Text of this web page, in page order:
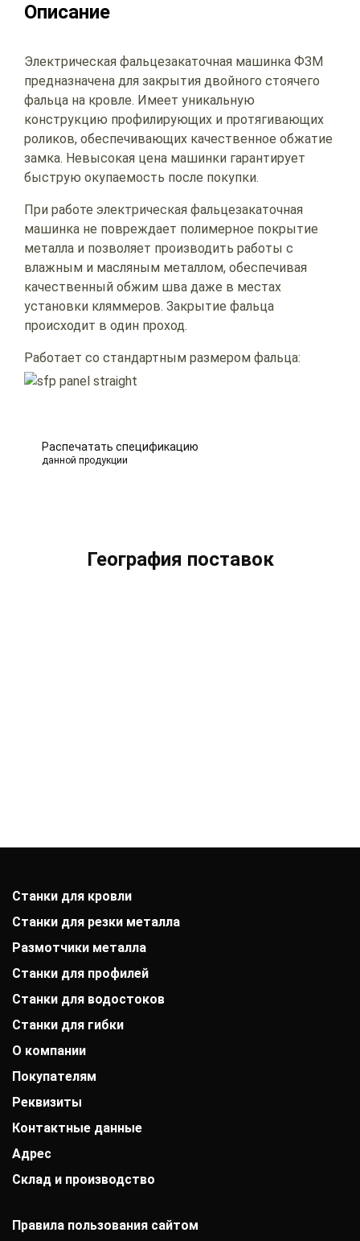
Описание
Электрическая фальцезакаточная машинка ФЗМ
предназначена для закрытия двойного стоячего
фальца на кровле. Имеет уникальную
конструкцию профилирующих и протягивающих
роликов, обеспечивающих качественное обжатие
замка. Невысокая цена машинки гарантирует
быструю окупаемость после покупки.
При работе электрическая фальцезакаточная
машинка не повреждает полимерное покрытие
металла и позволяет производить работы с
влажным и масляным металлом, обеспечивая
качественный обжим шва даже в местах
установки кляммеров. Закрытие фальца
происходит в один проход.
Работает со стандартным размером фальца:
Распечатать спецификацию
данной продукции
География поставок
Станки для кровли
Станки для резки металла
Размотчики металла
Станки для профилей
Станки для водостоков
Станки для гибки
О компании
История компании
Выставки
Заказчики
Вакансии
Контакты
Покупателям
Оплата
Гарантии
Акции
Статьи
Реквизиты
АО «Райффайзенбанк»
Р/с: 40702810000000001118
К/с: 30101810200000000700
ОКПО: 40276717
Контактные данные
+7 (800) 333-41-10
График работы:
Адрес
Ростов-на-Дону, Троллейбусная улица, 6
Склад и производство
Правила пользования сайтом